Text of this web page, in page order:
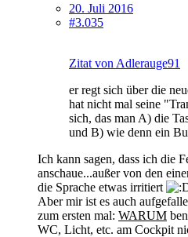
20. Juli 2016
#3.035
Zitat von Adlerauge91
er regt sich über die
hat nicht mal seine
sich, das man A) die
und B) wie denn ein
Ich kann sagen, dass ich die
anschaue...außer von den
die Sprache etwas irritiert
Aber mir ist es auch
zum ersten mal: WARUM
WC, Licht, etc. am Cockpit